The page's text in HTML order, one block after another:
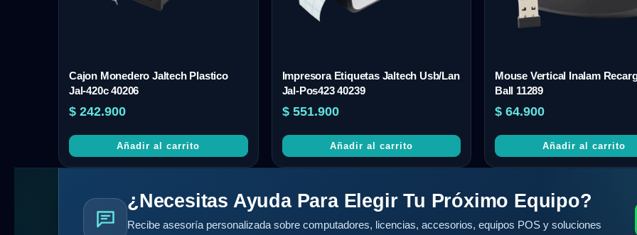
Cajon Monedero Jaltech Plastico
Jal-420c 40206
$ 242.900
Añadir al carrito
Impresora Etiquetas Jaltech Usb/Lan
Jal-Pos423 40239
$551.900
Añadir al carrito
Mouse Vertical Inalam
Ball 11289
$ 64.900
Añadir al carrito
¿Necesitas Ayuda Para Elegir Tu Próximo Equipo?
Recibe asesoría personalizada sobre computadores, licencias, accesorios, equipos POS y soluciones